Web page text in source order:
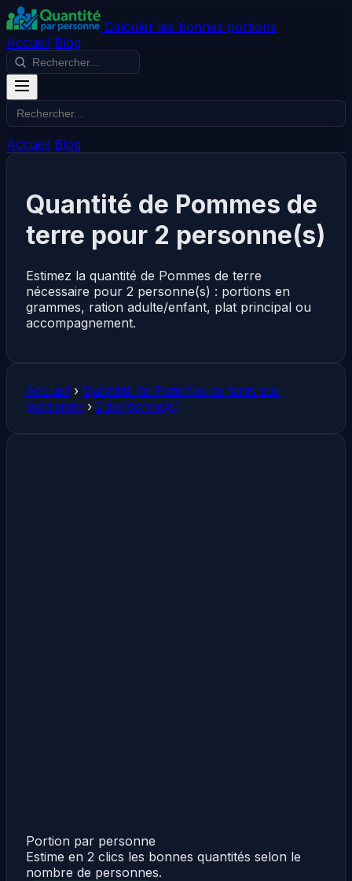
Calculer les bonnes portions
Accueil Blog
Accueil Blog
Quantité de Pommes de
terre pour 2 personne(s)
Estimez la quantité de Pommes de terre
nécessaire pour 2 personne(s) : portions en
grammes, ration adulte/enfant, plat principal ou
accompagnement.
Accueil › Quantité de Pommes de terre par
personne › 2 personne(s)
Portion par personne
Estime en 2 clics les bonnes quantités selon le
nombre de personnes.